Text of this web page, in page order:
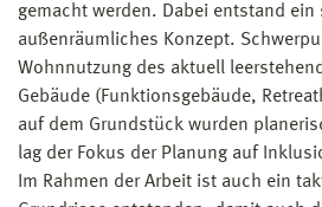
gemacht werden. Dabei entstand
außenräumliches Konzept.
Wohnnutzung des aktuell
Gebäude (Funktionsgebäude,
auf dem Grundstück wurden
lag der Fokus der Planung auf
Im Rahmen der Arbeit ist auch ein